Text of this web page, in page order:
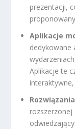
prezentacji,
Aplikacje
dedykowane
Aplikacje te
Rozwiązania
rozszerzonej